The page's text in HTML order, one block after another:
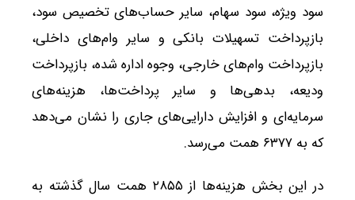
سود ویژه، سود سهام، سایر حساب‌های تخصیص سود،
بازپرداخت تسهیلات بانکی و سایر وام‌های داخلی،
بازپرداخت وام‌های خارجی، وجوه اداره شده، بازپرداخت
ودیعه، بدهی‌ها و سایر پرداخت‌ها، هزینه‌های
سرمایه‌ای و افزایش دارایی‌های جاری را نشان می‌دهد
که به ۶۳۷۷ همت می‌رسد.
در این بخش هزینه‌ها از ۲۸۵۵ همت سال گذشته به